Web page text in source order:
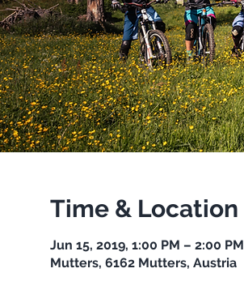
Time & Location
Jun 15, 2019, 1:00 PM – 2:00 PM
Mutters, 6162 Mutters, Austria